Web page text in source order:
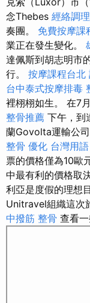
念Thebes 經絡調
奏團。 免費按摩課
業正在發生變化。
達佩斯到胡志明市
行。 按摩課程台北
台中泰式按摩排毒
裡栩栩如生。 在7
整骨推薦 下午，到
蘭Govolta運輸公
整骨 優化 台灣用語
票的價格僅為10歐
中最有利的價格取
利亞是度假的理想
Unitravel組織這次
中撥筋 整骨 查看